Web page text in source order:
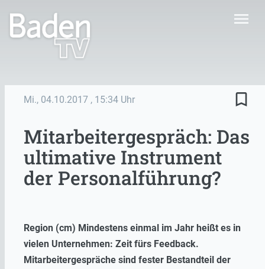
menu
Mi., 04.10.2017 , 15:34 Uhr bookmark_border
Mitarbeitergespräch: Das
ultimative Instrument
der Personalführung?
Region (cm) Mindestens einmal im Jahr heißt es in
vielen Unternehmen: Zeit fürs Feedback.
Mitarbeitergespräche sind fester Bestandteil der